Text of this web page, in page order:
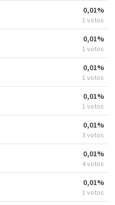
0,01%
1 votos
0,01%
1 votos
0,01%
1 votos
0,01%
1 votos
0,01%
3 votos
0,01%
4 votos
0,01%
1 votos